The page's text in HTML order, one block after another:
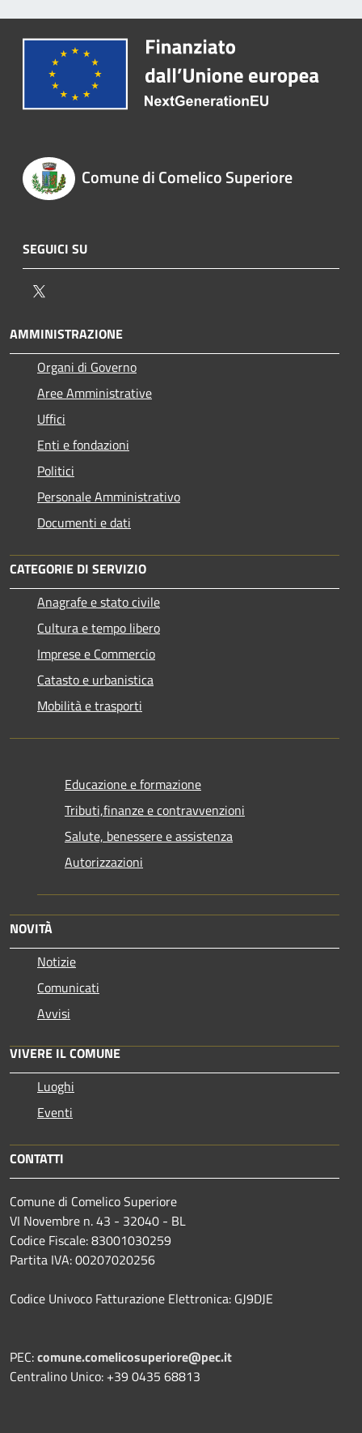
Comune di Comelico Superiore
SEGUICI SU
AMMINISTRAZIONE
Organi di Governo
Aree Amministrative
Uffici
Enti e fondazioni
Politici
Personale Amministrativo
Documenti e dati
CATEGORIE DI SERVIZIO
Anagrafe e stato civile
Cultura e tempo libero
Imprese e Commercio
Catasto e urbanistica
Mobilità e trasporti
Educazione e formazione
Tributi,finanze e contravvenzioni
Salute, benessere e assistenza
Autorizzazioni
NOVITÀ
Notizie
Comunicati
Avvisi
VIVERE IL COMUNE
Luoghi
Eventi
CONTATTI
Comune di Comelico Superiore
VI Novembre n. 43 - 32040 - BL
Codice Fiscale: 83001030259
Partita IVA: 00207020256
Codice Univoco Fatturazione Elettronica: GJ9DJE
PEC:comune.comelicosuperiore@pec.it
Centralino Unico: +39 0435 68813